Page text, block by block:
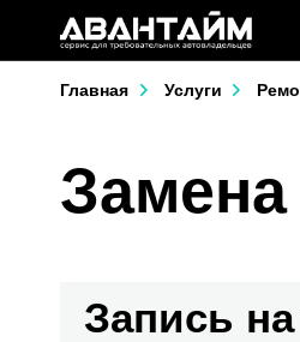
Главная Услуги
Запись на